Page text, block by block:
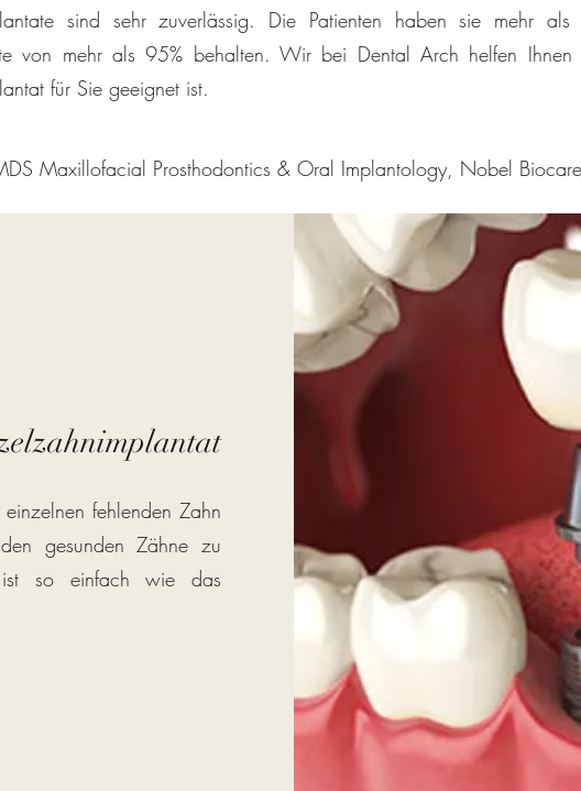
sind sehr zuverlässig. Die Patienten haben sie mehr
von mehr als 95% behalten. Wir bei Dental Arch helfen Ihnen
für Sie geeignet ist.
Maxillofacial Prosthodontics & Oral Implantology, Nobel
fehlenden Zahn
gesunden Zähne zu
ist so einfach wie das